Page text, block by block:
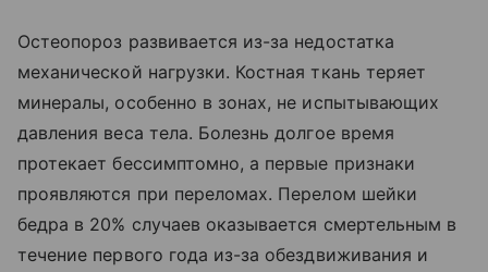
Остеопороз развивается из-за недостатка
механической нагрузки. Костная ткань теряет
минералы, особенно в зонах, не испытывающих
давления веса тела. Болезнь долгое время
протекает бессимптомно, а первые признаки
проявляются при переломах. Перелом шейки
бедра в 20% случаев оказывается смертельным в
течение первого года из-за обездвиживания и